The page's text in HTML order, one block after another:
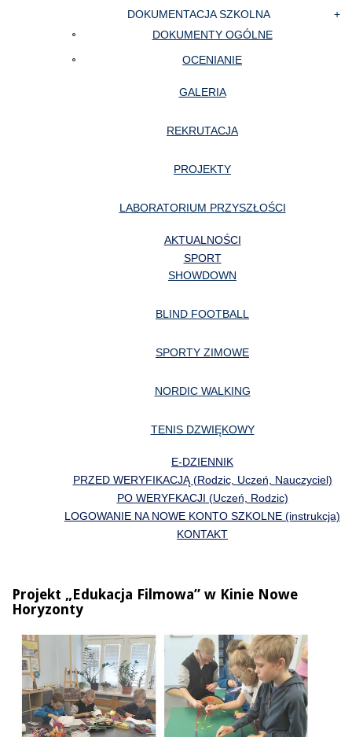
DOKUMENTACJA SZKOLNA
DOKUMENTY OGÓLNE
OCENIANIE
GALERIA
REKRUTACJA
PROJEKTY
LABORATORIUM PRZYSZŁOŚCI
AKTUALNOŚCI
SPORT
SHOWDOWN
BLIND FOOTBALL
SPORTY ZIMOWE
NORDIC WALKING
TENIS DZWIĘKOWY
E-DZIENNIK
PRZED WERYFIKACJĄ (Rodzic, Uczeń, Nauczyciel)
PO WERYFKACJI (Uczeń, Rodzic)
LOGOWANIE NA NOWE KONTO SZKOLNE (instrukcja)
KONTAKT
Projekt „Edukacja Filmowa” w Kinie Nowe
Horyzonty